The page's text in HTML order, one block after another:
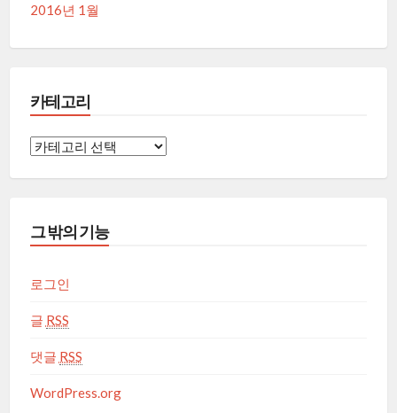
2016년 1월
카테고리
카
그 밖의 기능
로그인
글 RSS
댓글 RSS
WordPress.org